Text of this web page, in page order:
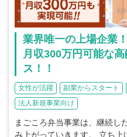
業界唯一の上場企業
月収300万円可能な
ス！！
女性が活躍 副業からスタート
法人新規事業向け
まごころ弁当事業は、継続し
み上がっていきます。 立ち